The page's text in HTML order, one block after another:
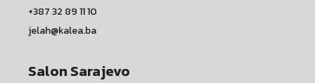
+387 32 89 11 10
jelah@kalea.ba
Salon Sarajevo